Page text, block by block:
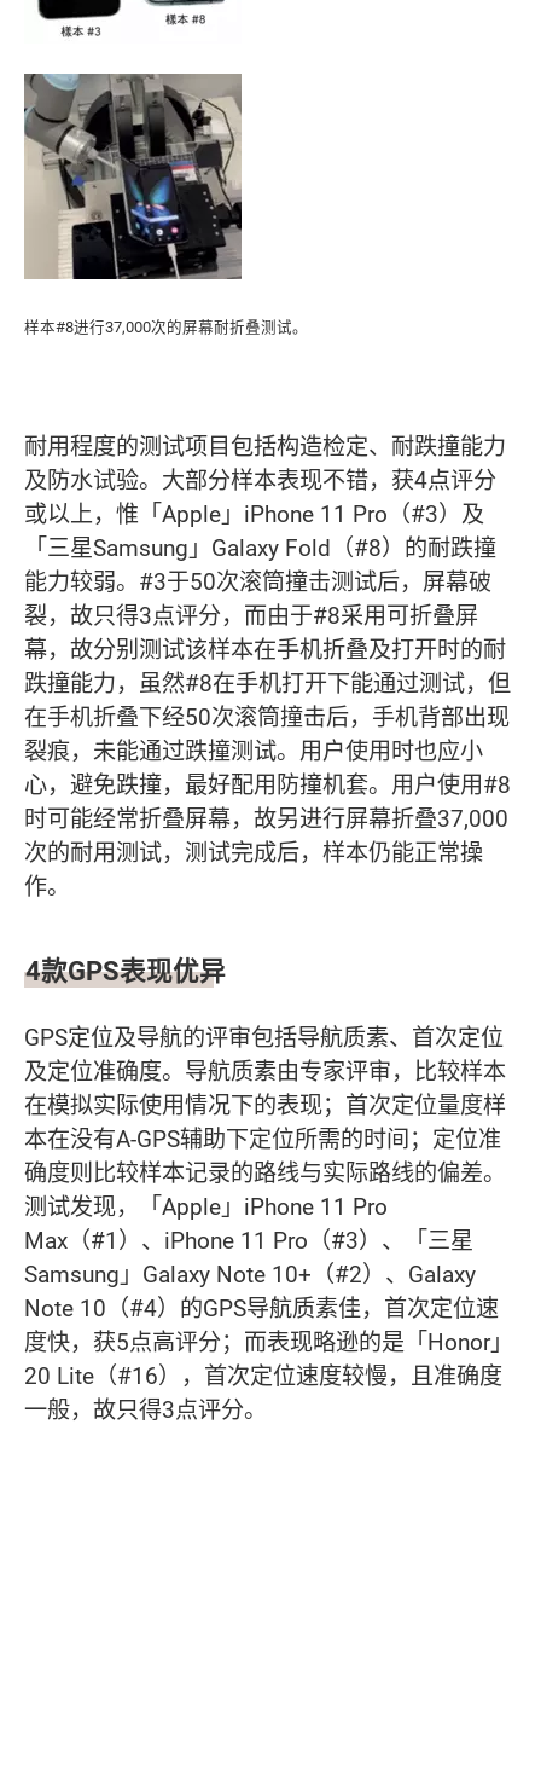
样本#8进行37,000次的屏幕耐折叠测试。
耐用程度的测试项目包括构造检定、耐跌撞能力
及防水试验。大部分样本表现不错，获4点评分
或以上，惟「Apple」iPhone 11 Pro（#3）及
「三星Samsung」Galaxy Fold（#8）的耐跌撞
能力较弱。#3于50次滚筒撞击测试后，屏幕破
裂，故只得3点评分，而由于#8采用可折叠屏
幕，故分别测试该样本在手机折叠及打开时的耐
跌撞能力，虽然#8在手机打开下能通过测试，但
在手机折叠下经50次滚筒撞击后，手机背部出现
裂痕，未能通过跌撞测试。用户使用时也应小
心，避免跌撞，最好配用防撞机套。用户使用#8
时可能经常折叠屏幕，故另进行屏幕折叠37,000
次的耐用测试，测试完成后，样本仍能正常操
作。
4款GPS表现优异
GPS定位及导航的评审包括导航质素、首次定位
及定位准确度。导航质素由专家评审，比较样本
在模拟实际使用情况下的表现；首次定位量度样
本在没有A-GPS辅助下定位所需的时间；定位准
确度则比较样本记录的路线与实际路线的偏差。
测试发现，「Apple」iPhone 11 Pro
Max（#1）、iPhone 11 Pro（#3）、「三星
Samsung」Galaxy Note 10+（#2）、Galaxy
Note 10（#4）的GPS导航质素佳，首次定位速
度快，获5点高评分；而表现略逊的是「Honor」
20 Lite（#16），首次定位速度较慢，且准确度
一般，故只得3点评分。